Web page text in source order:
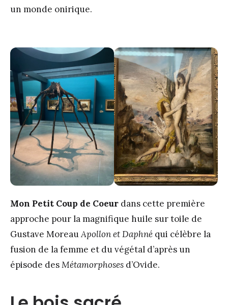
un monde onirique.
Mon Petit Coup de Coeur dans cette première
approche pour la magnifique huile sur toile de
Gustave MoreauApollon et Daphné qui célèbre la
fusion de la femme et du végétal d’après un
épisode desMétamorphoses d’Ovide.